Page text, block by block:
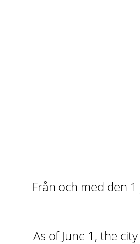
Från och med den
As of June 1, the